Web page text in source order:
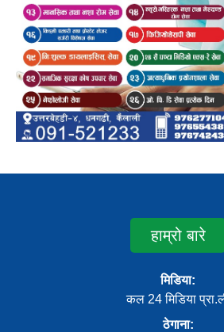
हाम्रो बारे
मिडिया:
कल 24 मिडिया
ठेगाना: